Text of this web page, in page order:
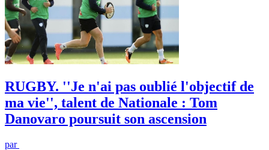
RUGBY. ''Je n'ai pas oublié l'objectif de
ma vie'', talent de Nationale : Tom
Danovaro poursuit son ascension
par